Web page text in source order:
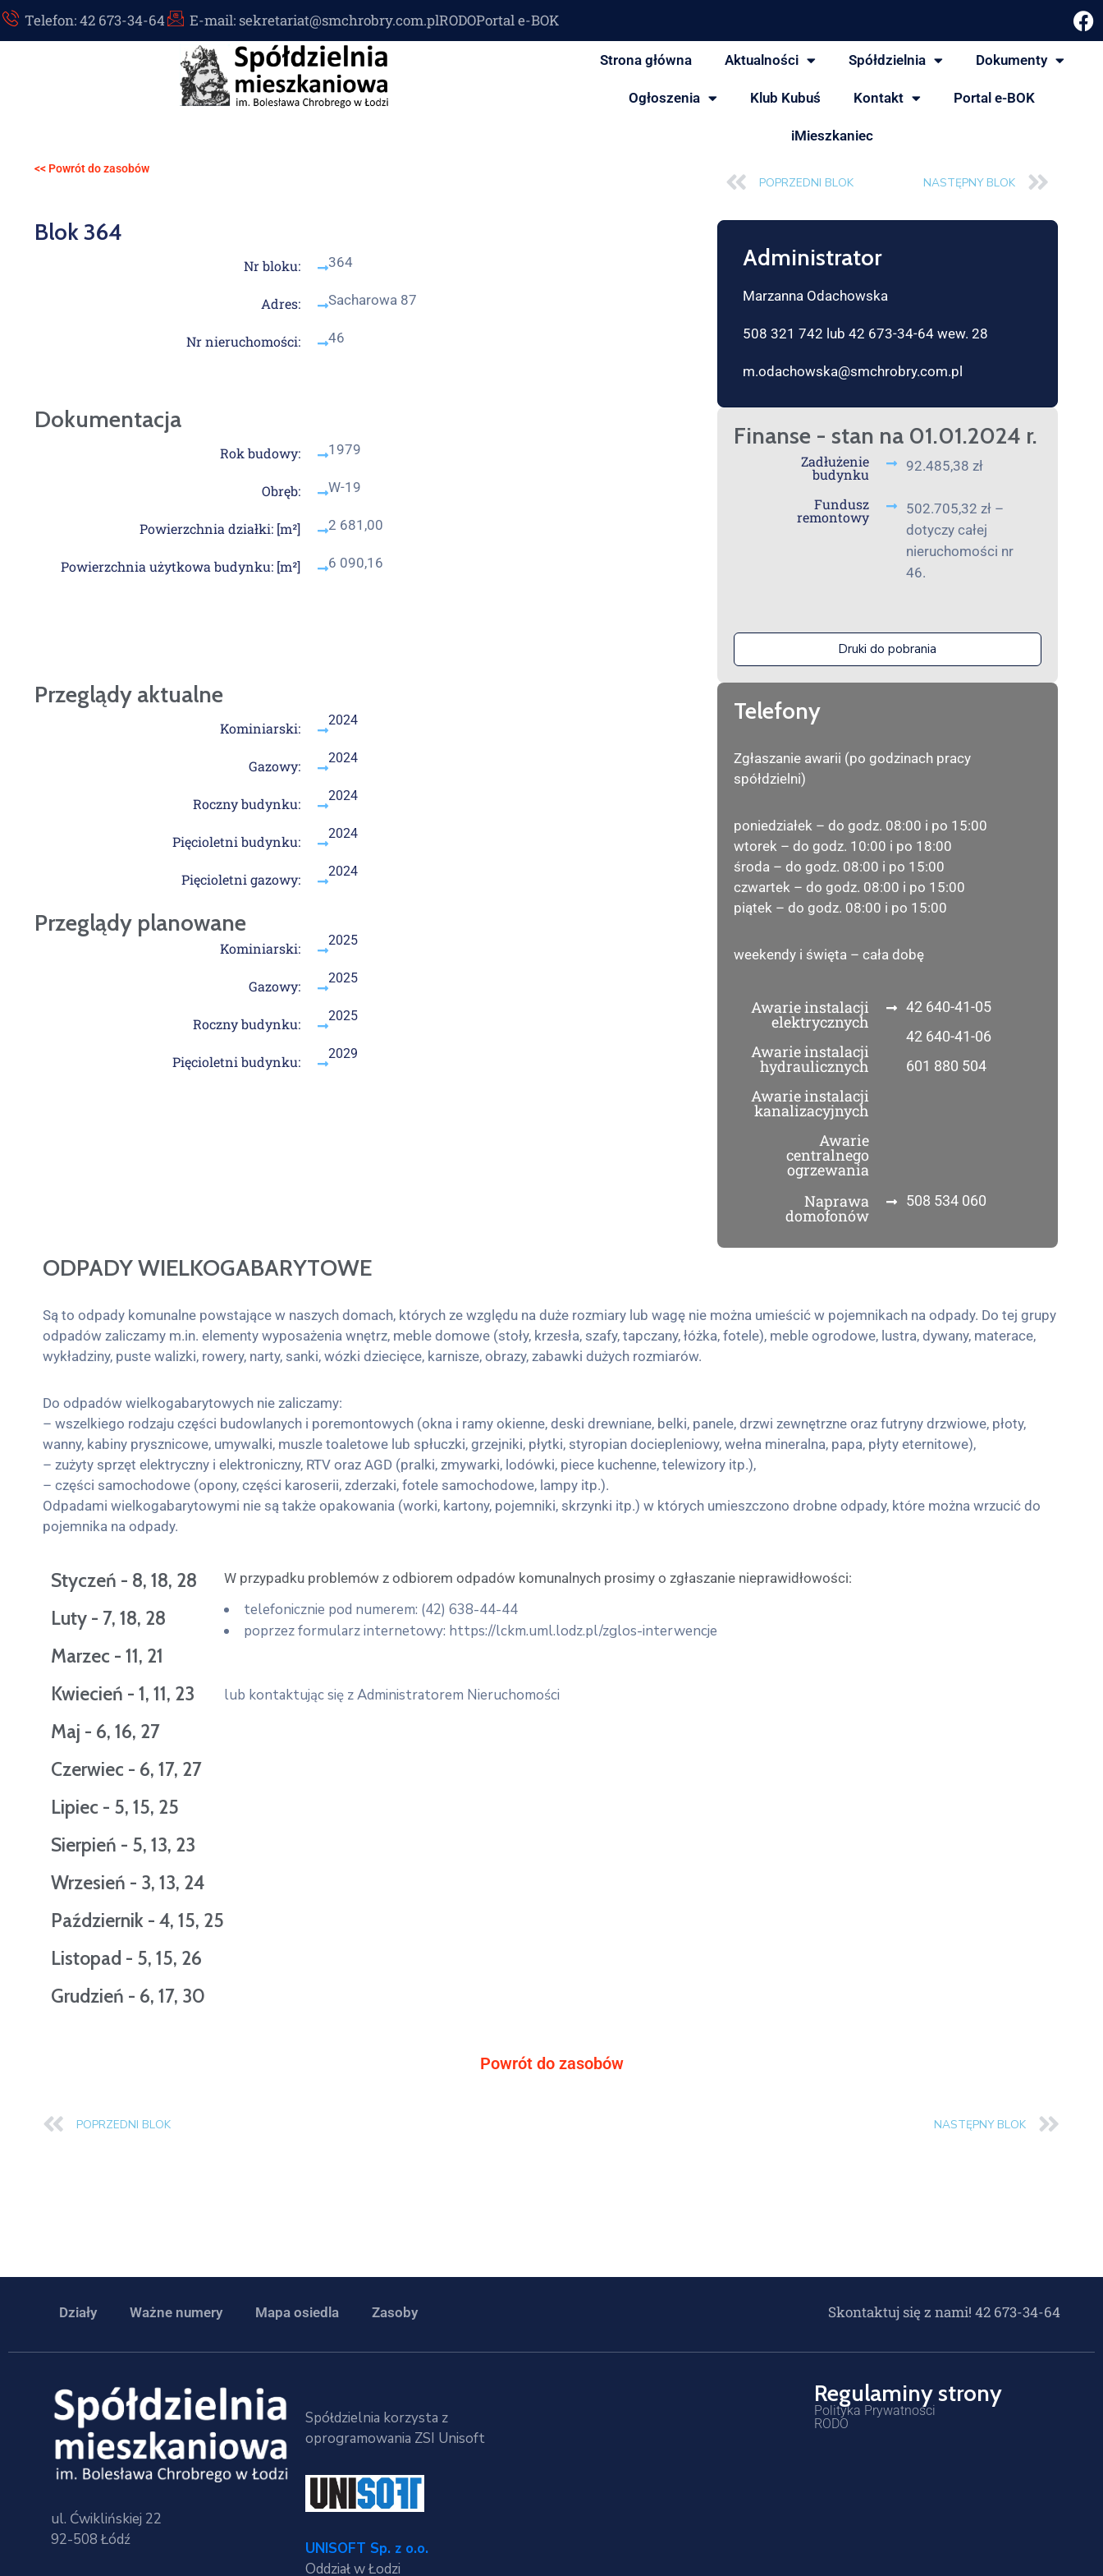
Telefon: 42 673-34-64 E-mail: sekretariat@smchrobry.com.plRODOPortal e-BOK
Strona główna Aktualności Spółdzielnia Dokumenty
Ogłoszenia Klub Kubuś Kontakt Portal e-BOK
iMieszkaniec
<< Powrót do zasobów
POPRZEDNI BLOK NASTĘPNY BLOK
Blok 364
Nr bloku: 364
Adres: Sacharowa 87
Nr nieruchomości: 46
Administrator
Marzanna Odachowska
508 321 742 lub 42 673-34-64 wew. 28
m.odachowska@smchrobry.com.pl
Dokumentacja
Rok budowy: 1979
Obręb: W-19
Powierzchnia działki: [m²] 2 681,00
Powierzchnia użytkowa budynku: [m²] 6 090,16
Finanse - stan na 01.01.2024 r.
Zadłużenie
budynku 92.485,38 zł
Fundusz
remontowy
502.705,32 zł –
dotyczy całej
nieruchomości nr
46.
Druki do pobrania
Przeglądy aktualne
Kominiarski: 2024
Gazowy: 2024
Roczny budynku: 2024
Pięcioletni budynku: 2024
Pięcioletni gazowy: 2024
Przeglądy planowane
Kominiarski: 2025
Gazowy: 2025
Roczny budynku: 2025
Pięcioletni budynku: 2029
Telefony
Zgłaszanie awarii (po godzinach pracy
spółdzielni)
poniedziałek – do godz. 08:00 i po 15:00
wtorek – do godz. 10:00 i po 18:00
środa – do godz. 08:00 i po 15:00
czwartek – do godz. 08:00 i po 15:00
piątek – do godz. 08:00 i po 15:00
weekendy i święta – cała dobę
Awarie instalacji
elektrycznych
Awarie instalacji
hydraulicznych
Awarie instalacji
kanalizacyjnych
Awarie
centralnego
ogrzewania
42 640-41-05
42 640-41-06
601 880 504
Naprawa
domofonów
508 534 060
ODPADY WIELKOGABARYTOWE
Są to odpady komunalne powstające w naszych domach, których ze względu na duże rozmiary lub wagę nie można umieścić w pojemnikach na odpady. Do tej grupy
odpadów zaliczamy m.in. elementy wyposażenia wnętrz, meble domowe (stoły, krzesła, szafy, tapczany, łóżka, fotele), meble ogrodowe, lustra, dywany, materace,
wykładziny, puste walizki, rowery, narty, sanki, wózki dziecięce, karnisze, obrazy, zabawki dużych rozmiarów.
Do odpadów wielkogabarytowych nie zaliczamy:
– wszelkiego rodzaju części budowlanych i poremontowych (okna i ramy okienne, deski drewniane, belki, panele, drzwi zewnętrzne oraz futryny drzwiowe, płoty,
wanny, kabiny prysznicowe, umywalki, muszle toaletowe lub spłuczki, grzejniki, płytki, styropian dociepleniowy, wełna mineralna, papa, płyty eternitowe),
– zużyty sprzęt elektryczny i elektroniczny, RTV oraz AGD (pralki, zmywarki, lodówki, piece kuchenne, telewizory itp.),
– części samochodowe (opony, części karoserii, zderzaki, fotele samochodowe, lampy itp.).
Odpadami wielkogabarytowymi nie są także opakowania (worki, kartony, pojemniki, skrzynki itp.) w których umieszczono drobne odpady, które można wrzucić do
pojemnika na odpady.
Styczeń - 8, 18, 28
Luty - 7, 18, 28
Marzec - 11, 21
Kwiecień - 1, 11, 23
Maj - 6, 16, 27
Czerwiec - 6, 17, 27
Lipiec - 5, 15, 25
Sierpień - 5, 13, 23
Wrzesień - 3, 13, 24
Październik - 4, 15, 25
Listopad - 5, 15, 26
Grudzień - 6, 17, 30
W przypadku problemów z odbiorem odpadów komunalnych prosimy o zgłaszanie nieprawidłowości:
telefonicznie pod numerem: (42) 638-44-44
poprzez formularz internetowy: https://lckm.uml.lodz.pl/zglos-interwencje
lub kontaktując się z Administratorem Nieruchomości
Powrót do zasobów
POPRZEDNI BLOK NASTĘPNY BLOK
Działy Ważne numery Mapa osiedla Zasoby Skontaktuj się z nami! 42 673-34-64
ul. Ćwiklińskiej 22
92-508 Łódź
Spółdzielnia korzysta z
oprogramowania ZSI Unisoft
UNISOFT Sp. z o.o.
Oddział w Łodzi
Regulaminy strony
Polityka Prywatności
RODO